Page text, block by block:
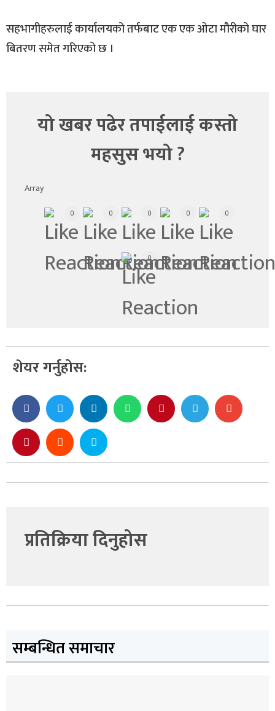
सहभागीहरुलाई कार्यालयको तर्फबाट एक एक ओटा मौरीको घार
बितरण समेत गरिएको छ ।
यो खबर पढेर तपाईलाई कस्तो
महसुस भयो ?
Array
0 0 0 0 0
0
शेयर गर्नुहोस:
प्रतिक्रिया दिनुहोस
सम्बन्धित समाचार